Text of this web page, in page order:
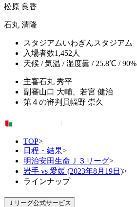
松原 良香
石丸 清隆
スタジアムいわぎんスタジアム
入場者数1,452人
天候 / 気温 / 湿度曇 / 25.8℃ / 90%
主審石丸 秀平
副審山口 大輔、若宮 健治
第４の審判員幅野 崇久
TOP>
日程・結果>
明治安田生命Ｊ３リーグ>
岩手 vs 愛媛 (2023年8月19日)>
ラインナップ
Ｊリーグ公式サービス